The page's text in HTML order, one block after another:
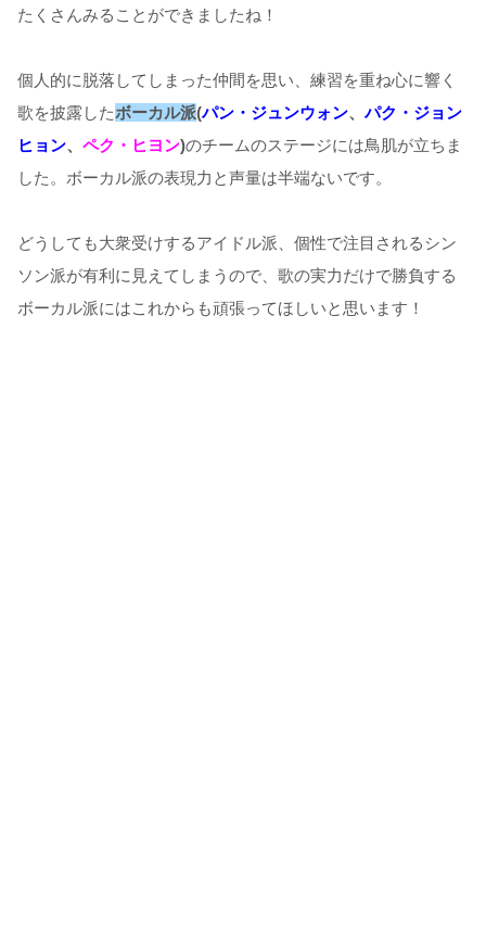
たくさんみることができましたね！
個人的に脱落してしまった仲間を思い、練習を重ね心に響く
歌を披露したボーカル派(パン・ジュンウォン、パク・ジョン
ヒョン、 ペク・ヒヨン)のチームのステージには鳥肌が立ちま
した。ボーカル派の表現力と声量は半端ないです。
どうしても大衆受けするアイドル派、個性で注目されるシン
ソン派が有利に見えてしまうので、歌の実力だけで勝負する
ボーカル派にはこれからも頑張ってほしいと思います！